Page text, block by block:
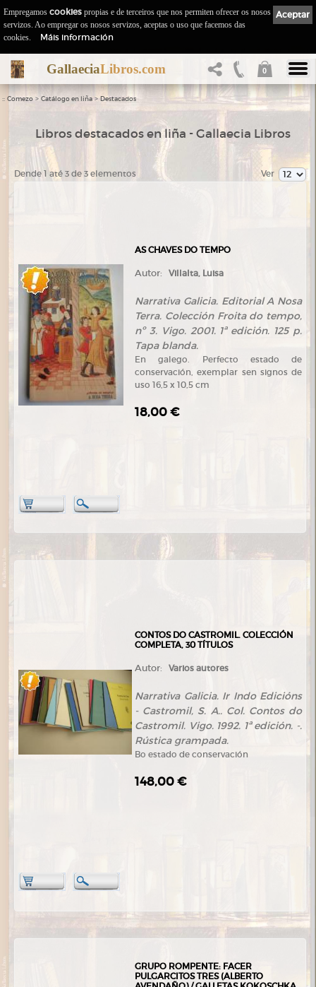
GallaeciaLibros.com 0
:: Comezo > Catálogo en liña > Destacados
Libros destacados en liña - Gallaecia Libros
Dende 1 até 3 de 3 elementos Ver
AS CHAVES DO TEMPO
Autor: Villalta, Luisa
Narrativa Galicia. Editorial A Nosa
Terra. Colección Froita do tempo,
nº 3. Vigo. 2001. 1ª edición. 125 p.
Tapa blanda.
En galego. Perfecto estado de
conservación, exemplar sen signos de
uso 16,5 x 10,5 cm
18,00 €
CONTOS DO CASTROMIL. COLECCIÓN
COMPLETA, 30 TÍTULOS
Autor: Varios autores
Narrativa Galicia. Ir Indo Edicións
- Castromil, S. A.. Col. Contos do
Castromil. Vigo. 1992. 1ª edición. -.
Rústica grampada.
Bo estado de conservación
148,00 €
GRUPO ROMPENTE: FACER
PULGARCITOS TRES (ALBERTO
Aceptar
Empregamos cookies propias e de terceiros que nos permiten ofrecer os nosos
servizos. Ao empregar os nosos servizos, aceptas o uso que facemos das
cookies.
Máis información